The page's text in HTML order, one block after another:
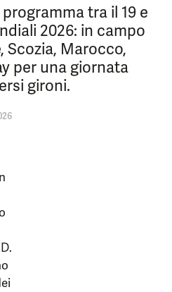
tra il 19 e
2026: in campo
Scozia, Marocco,
per una giornata
gironi.